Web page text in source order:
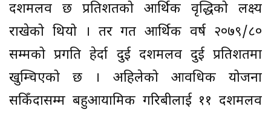
दशमलव छ प्रतिशतको आर्थिक वृद्धिको लक्ष्य
राखेको थियो । तर गत आर्थिक वर्ष २०७९/८०
सम्मको प्रगति हेर्दा दुई दशमलव दुई प्रतिशतमा
खुम्चिएको छ । अहिलेको आवधिक योजना
सकिँदासम्म बहुआयामिक गरिबीलाई ११ दशमलव